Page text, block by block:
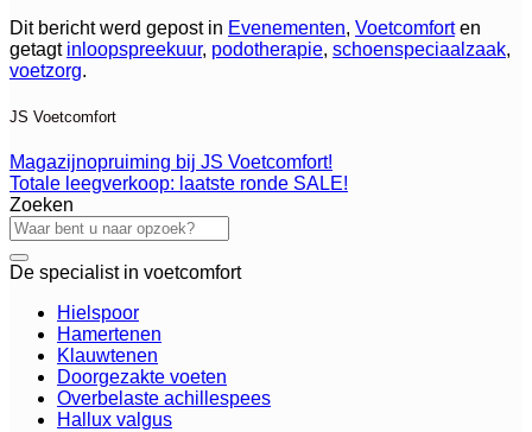
Dit bericht werd gepost in Evenementen, Voetcomforten
getagt inloopspreekuur, podotherapie, schoenspeciaalzaak,
voetzorg.
JS Voetcomfort
Magazijnopruiming bij JS Voetcomfort!
Totale leegverkoop: laatste ronde SALE!
Zoeken
De specialist in voetcomfort
Hielspoor
Hamertenen
Klauwtenen
Doorgezakte voeten
Overbelaste achillespees
Hallux valgus